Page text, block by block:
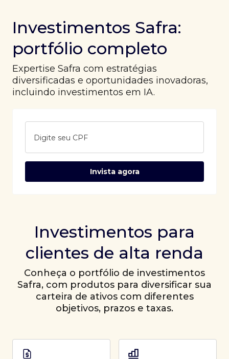
Investimentos Safra:
portfólio completo
Expertise Safra com estratégias
diversificadas e oportunidades inovadoras,
incluindo investimentos em IA.
Digite seu CPF
Invista agora
Investimentos para
clientes de alta renda
Conheça o portfólio de investimentos
Safra, com produtos para diversificar sua
carteira de ativos com diferentes
objetivos, prazos e taxas.